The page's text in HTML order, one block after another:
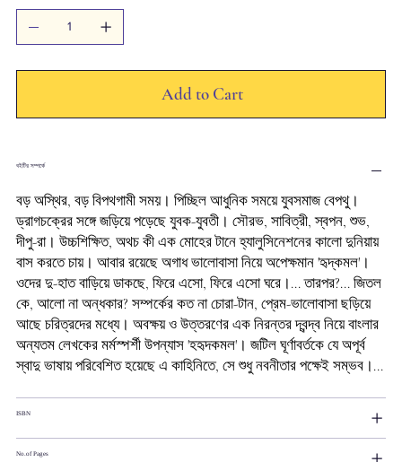
Add to Cart
বইটির সম্পর্কে
বড় অস্থির, বড় বিপথগামী সময়। পিচ্ছিল আধুনিক সময়ে যুবসমাজ বেপথু।
ড্রাগচক্রের সঙ্গে জড়িয়ে পড়েছে যুবক-যুবতী। সৌরভ, সাবিত্রী, স্বপন, শুভ,
দীপু-রা। উচ্চশিক্ষিত, অথচ কী এক মোহের টানে হ্যালুসিনেশনের কালো দুনিয়ায়
বাস করতে চায়। আবার রয়েছে অগাধ ভালোবাসা নিয়ে অপেক্ষমান 'হৃদ্‌কমল'।
ওদের দু-হাত বাড়িয়ে ডাকছে, ফিরে এসো, ফিরে এসো ঘরে।... তারপর?... জিতল
কে, আলো না অন্ধকার? সম্পর্কের কত না চোরা-টান, প্রেম-ভালোবাসা ছড়িয়ে
আছে চরিত্রদের মধ্যে। অবক্ষয় ও উত্তরণের এক নিরন্তর দ্বন্দ্ব নিয়ে বাংলার
অন্যতম লেখকের মর্মস্পর্শী উপন্যাস 'হহৃদকমল'। জটিল ঘূর্ণাবর্তকে যে অপূর্ব
স্বাদু ভাষায় পরিবেশিত হয়েছে এ কাহিনিতে, সে শুধু নবনীতার পক্ষেই সম্ভব।...
ISBN
No.of Pages